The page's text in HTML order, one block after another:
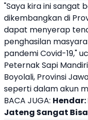
"Saya kira ini sangat
dikembangkan di
dapat menyerap
penghasilan
pandemi Covid-19,"
Peternak Sapi
Boyolali, Provinsi
seperti dalam akun
BACA JUGA:
Jateng Sangat